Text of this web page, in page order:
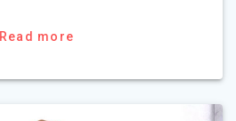
Read more